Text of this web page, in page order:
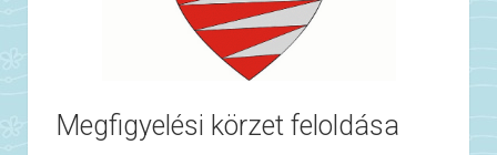
Megfigyelési körzet feloldása